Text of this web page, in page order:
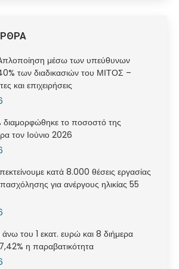
μέσω των υπεύθυνων
των διαδικασιών του ΜΙΤΟΣ –
και επιχειρήσεις
το ποσοστό της
τον Ιούνιο 2026
κατά 8.000 θέσεις εργασίας
για ανέργους ηλικίας 55
του 1 εκατ. ευρώ και 8 διήμερα
η παραβατικότητα